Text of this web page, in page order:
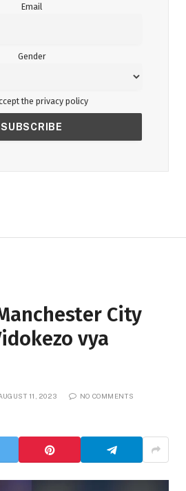
Email
Gender
the privacy policy
City
vya
11, 2023 NO COMMENTS